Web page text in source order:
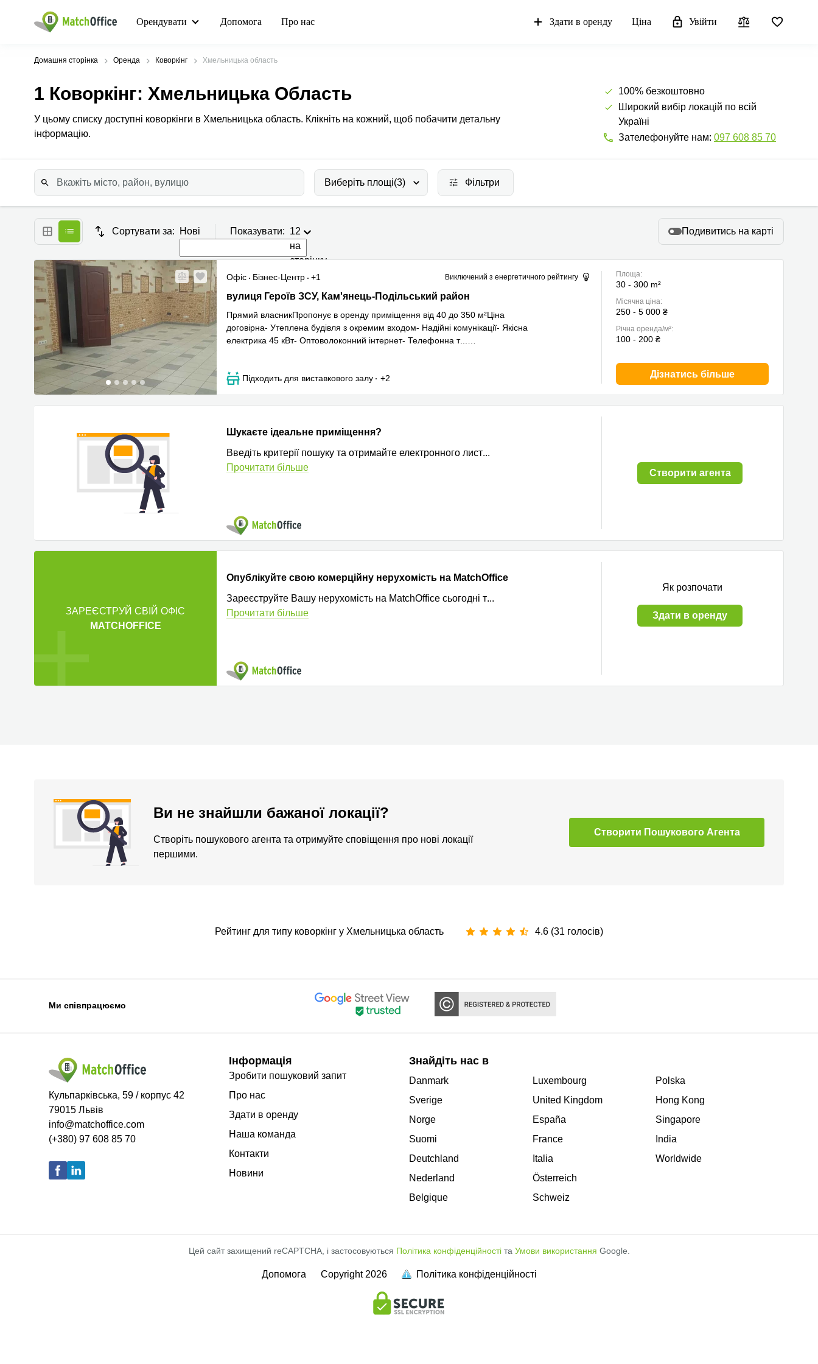
Орендувати Допомога Про нас Здати в оренду Ціна Увійти
Домашня сторінка Оренда Коворкінг Хмельницька область
1 Коворкінг: Хмельницька Область
У цьому списку доступні коворкінги в Хмельницька область. Клікніть на кожний, щоб побачити детальну
інформацію.
100% безкоштовно
Широкий вибір локацій по всій
Україні
Зателефонуйте нам: 097 608 85 70
Виберіть площі(3) Фільтри
Сортувати за: Нові Показувати: 12
на
сторінку
Подивитись на карті
Офіс Бізнес-Центр +1 Виключений з енергетичного рейтингу
вулиця Героїв ЗСУ 2а, Кам'янець-Подільський район
вулиця Героїв ЗСУ, Кам'янець-Подільський район
Підходить для виставкового залу +2
Прямий власникПропонує в оренду приміщення від 40 до 350 м²Ціна
договірна- Утеплена будівля з окремим входом- Надійні комунікації- Якісна
електрика 45 кВт- Оптоволоконний інтернет- Телефонна т...
Площа:
30 - 300 m²
Місячна ціна:
250 - 5 000 ₴
Річна оренда/м²:
100 - 200 ₴
Дізнатись більше
Шукаєте ідеальне приміщення?
Введіть критерії пошуку та отримайте електронного лист...
Прочитати більше
Cтворити агента
ЗАРЕЄСТРУЙ СВІЙ ОФІС
MATCHOFFICE
Опублікуйте свою комерційну нерухомість на MatchOffice
Зареєструйте Вашу нерухомість на MatchOffice сьогодні т...
Прочитати більше
Як розпочати
Здати в оренду
Ви не знайшли бажаної локації?
Створіть пошукового агента та отримуйте сповіщення про нові локації
першими.
Створити Пошукового Агента
Рейтинг для типу коворкінг у Хмельницька область 4.6 (31 голосів)
Ми співпрацюємо
Кульпарківська, 59 / корпус 42
79015 Львів
info@matchoffice.com
(+380) 97 608 85 70
Інформація
Зробити пошуковий запит
Про нас
Здати в оренду
Наша команда
Контакти
Новини
Знайдіть нас в
Danmark
Sverige
Norge
Suomi
Deutchland
Nederland
Belgique
Luxembourg
United Kingdom
España
France
Italia
Österreich
Schweiz
Polska
Hong Kong
Singapore
India
Worldwide
Цей сайт захищений reCAPTCHA, і застосовуються Політика конфіденційностіта Умови використання Google.
Допомога Copyright 2026 Політика конфіденційності